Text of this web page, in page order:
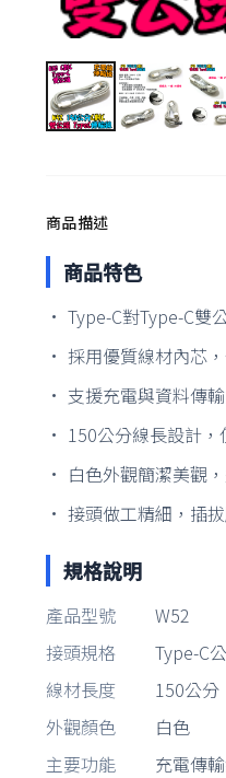
商品描述
商品特色
• Type-C對Type-C雙
• 採用優質線材內芯
• 支援充電與資料傳
• 150公分線長設計
• 白色外觀簡潔美觀
• 接頭做工精細，插
規格說明
產品型號
W52
接頭規格
Type-C
線材長度
150公分
外觀顏色
白色
主要功能
充電傳